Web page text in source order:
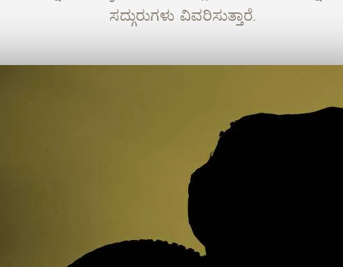
ಸದ್ಗುರುಗಳು ವಿವರಿಸುತ್ತಾರೆ.